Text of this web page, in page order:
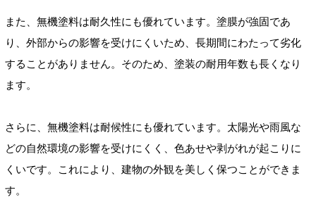
また、無機塗料は耐久性にも優れています。塗膜が強固であ
り、外部からの影響を受けにくいため、長期間にわたって劣化
することがありません。そのため、塗装の耐用年数も長くなり
ます。
さらに、無機塗料は耐候性にも優れています。太陽光や雨風な
どの自然環境の影響を受けにくく、色あせや剥がれが起こりに
くいです。これにより、建物の外観を美しく保つことができま
す。